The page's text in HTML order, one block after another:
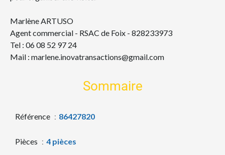
Marlène ARTUSO
Agent commercial - RSAC de Foix - 828233973
Tel : 06 08 52 97 24
Mail : marlene.inovatransactions@gmail.com
Sommaire
Référence 86427820
Pièces 4 pièces